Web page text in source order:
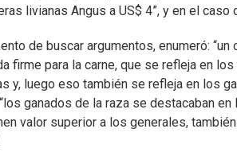
livianas Angus a US$ 4”, y en el
de buscar argumentos, enumeró:
firme para la carne, que se refleja en
y, luego eso también se refleja en los
ganados de la raza se destacaban
valor superior a los generales,